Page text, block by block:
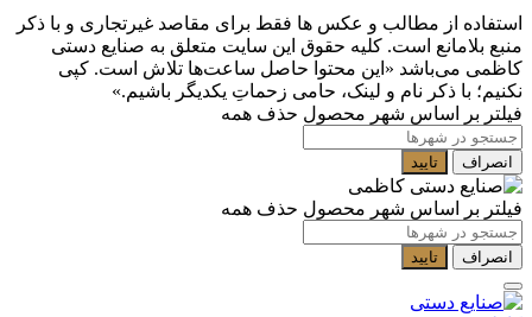
استفاده از مطالب و عکس ها فقط برای مقاصد غیرتجاری و با ذکر
منبع بلامانع است. کلیه حقوق این سایت متعلق به صنایع دستی
کاظمی می‌باشد «این محتوا حاصل ساعت‌ها تلاش است. کپی
نکنیم؛ با ذکر نام و لینک، حامی زحماتِ یکدیگر باشیم.»
فیلتر بر اساس شهر محصول حذف همه
انصراف تایید
فیلتر بر اساس شهر محصول حذف همه
انصراف تایید